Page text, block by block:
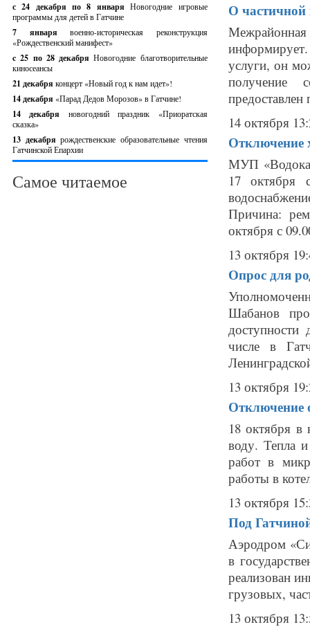
с 24 декабря по 8 январяНовогодние игровые
программы для детей в Гатчине
7 январявоенно-историческая реконструкция
«Рождественский манифест»
c 25 по 28 декабряНовогодние благотворительные
киносеансы
21 декабря концерт «Новый год к нам идет»!
14 декабря «Парад Дедов Морозов» в Гатчине!
14 декабря новогодний праздник «Приоратская
сказка»
13 декабрярождественские образовательные чтения
Гатчинской Епархии
Самое читаемое
О частичной
услуги, он
получение
14 октября
Отключение
МУП
17 октября
Причина:
октября с
13 октября
Опрос для
Шабанов
доступности
числе в
13 октября
Отключение
18 октября в
воду. Тепла
работ в
работы в
13 октября
Под
Аэродром
в
реализован
грузовых,
13 октября